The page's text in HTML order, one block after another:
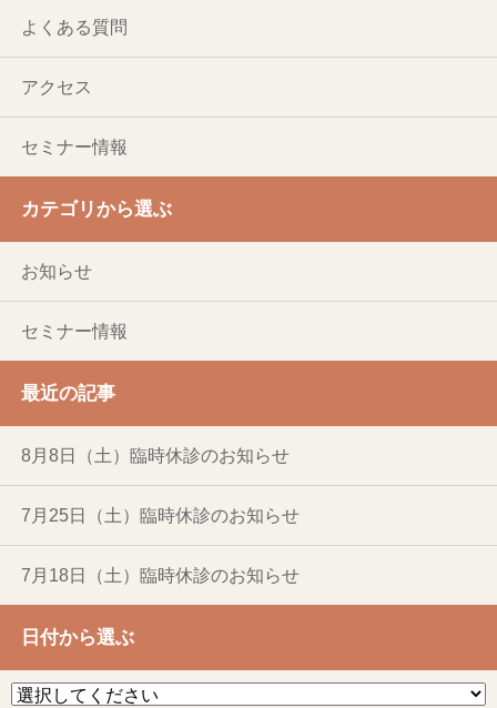
よくある質問
アクセス
セミナー情報
カテゴリから選ぶ
お知らせ
セミナー情報
最近の記事
8月8日（土）臨時休診のお知らせ
7月25日（土）臨時休診のお知らせ
7月18日（土）臨時休診のお知らせ
日付から選ぶ